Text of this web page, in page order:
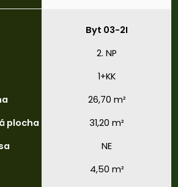
plocha
Byt 03-2I
2. NP
1+KK
26,70 m²
31,20 m²
NE
4,50 m²